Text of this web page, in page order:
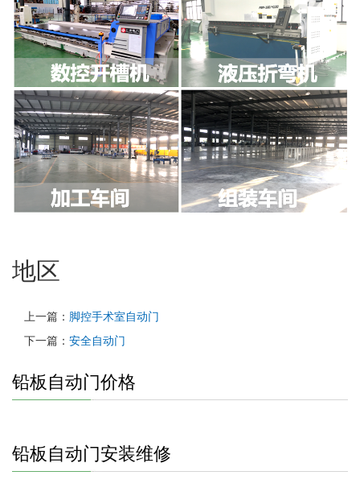
地区
上一篇： 脚控手术室自动门
下一篇： 安全自动门
铅板自动门价格
铅板自动门安装维修